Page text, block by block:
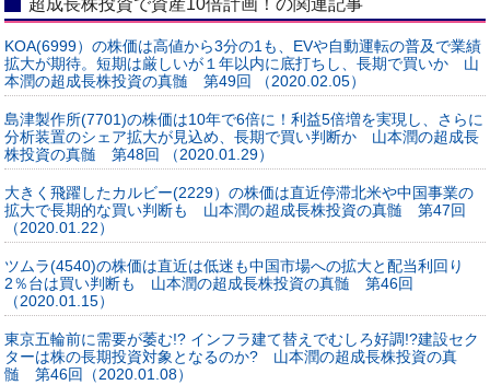
超成長株投資で資産10倍計画！の関連記事
KOA(6999）の株価は高値から3分の1も、EVや自動運転の普及で業績
拡大が期待。短期は厳しいが１年以内に底打ちし、長期で買いか 山
本潤の超成長株投資の真髄 第49回 （2020.02.05）
島津製作所(7701)の株価は10年で6倍に！利益5倍増を実現し、さらに
分析装置のシェア拡大が見込め、長期で買い判断か 山本潤の超成長
株投資の真髄 第48回 （2020.01.29）
大きく飛躍したカルビー(2229）の株価は直近停滞北米や中国事業の
拡大で長期的な買い判断も 山本潤の超成長株投資の真髄 第47回
（2020.01.22）
ツムラ(4540)の株価は直近は低迷も中国市場への拡大と配当利回り
2％台は買い判断も 山本潤の超成長株投資の真髄 第46回
（2020.01.15）
東京五輪前に需要が萎む!? インフラ建て替えでむしろ好調!?建設セク
ターは株の長期投資対象となるのか? 山本潤の超成長株投資の真
髄 第46回（2020.01.08）